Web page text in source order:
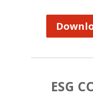
ESG